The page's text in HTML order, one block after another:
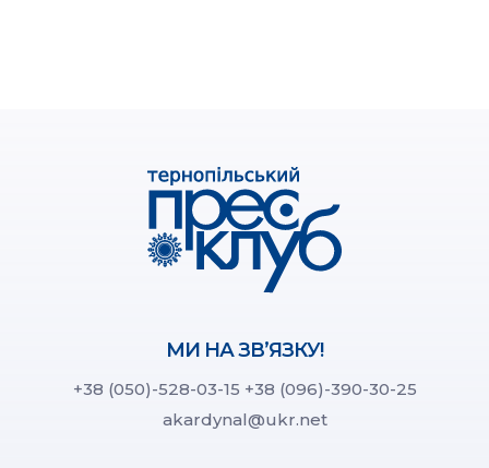
МИ НА ЗВ’ЯЗКУ!
+38 (050)-528-03-15 +38 (096)-390-30-25
akardynal@ukr.net